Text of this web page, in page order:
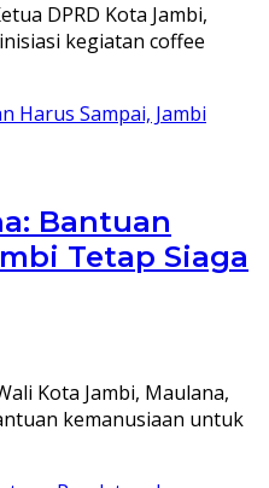
DPRD Kota Jambi,
kegiatan coffee
Bantuan
Tetap Siaga
Kota Jambi, Maulana,
kemanusiaan untuk